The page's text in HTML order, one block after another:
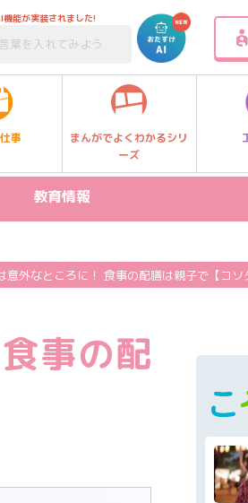
能が実装されました!
事
まんがでよくわかるシリ
ーズ
教育情報
プログラミング
習い事
意外なところに！ 食事の配膳は親子で【コソ
事の配